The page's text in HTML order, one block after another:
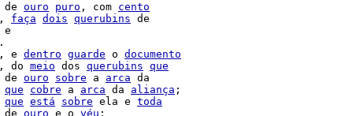
de ouro puro , com cento
, faça dois querubins de
e
.
, e dentro guarde o documento
, do meio dos querubins que
de ouro sobre a arca da
que cobre a arca da aliança ;
que está sobre ela e toda
de ouro e o véu ;